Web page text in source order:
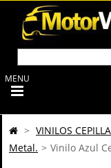
MENU
> VINILOS
Metal. > Vinilo Azul